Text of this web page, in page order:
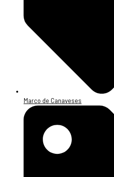
Marco de Canaveses